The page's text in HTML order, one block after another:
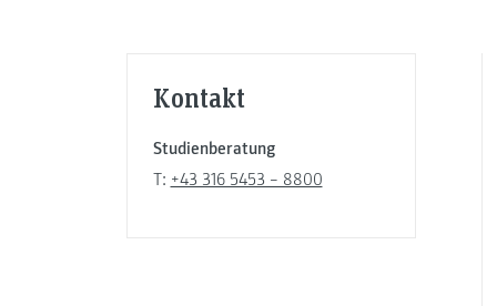
Kontakt
Studienberatung
T: +43 316 5453 – 8800